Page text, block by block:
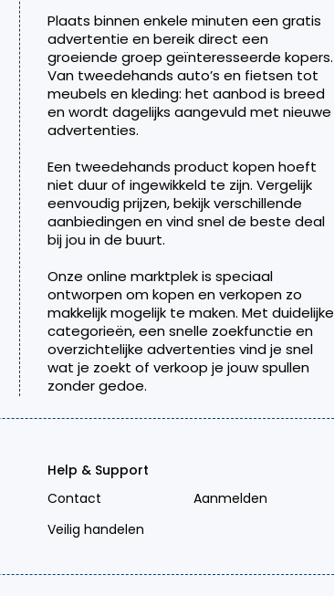
Plaats binnen enkele minuten een gratis
advertentie en bereik direct een
groeiende groep geïnteresseerde kopers.
Van tweedehands auto’s en fietsen tot
meubels en kleding: het aanbod is breed
en wordt dagelijks aangevuld met nieuwe
advertenties.
Een tweedehands product kopen hoeft
niet duur of ingewikkeld te zijn. Vergelijk
eenvoudig prijzen, bekijk verschillende
aanbiedingen en vind snel de beste deal
bij jou in de buurt.
Onze online marktplek is speciaal
ontworpen om kopen en verkopen zo
makkelijk mogelijk te maken. Met duidelijke
categorieën, een snelle zoekfunctie en
overzichtelijke advertenties vind je snel
wat je zoekt of verkoop je jouw spullen
zonder gedoe.
Help & Support
Contact
Aanmelden
Veilig handelen